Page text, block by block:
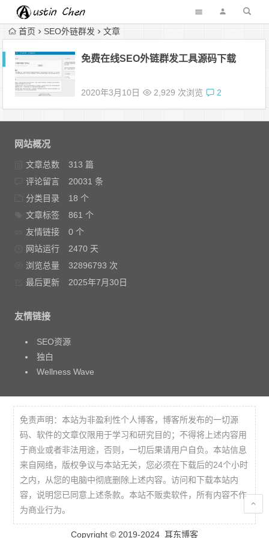
首页 SEO外链群发 文章
免费在线SEO外链群发工具源码下载
2020年3月10日 2,929 次浏览 2
网站概况
文章总数
313 篇
评论留言
20031 条
分类目录
18 个
文章标签
861 个
友情链接
0 个
网站运行
2470 天
浏览总量
32896793 次
最后更新
2025年7月30日
友情链接
SEO资源
独白
Wellness Wave
免责声明：本站为非盈利性个人博客，博客所发布的一切源
码、软件的文章仅限用于学习和研究目的；不得将上述内容用
于商业或者非法用途，否则，一切后果请用户自负。本站信息
来自网络，版权争议与本站无关，您必须在下载后的24个小时
之内，从您的电脑中彻底删除上述内容。访问和下载本站内
容，说明您已同意上述条款。本站不贩卖软件，所有内容不作
为商业行为。
Copyright © 2019-2024 耳东博客